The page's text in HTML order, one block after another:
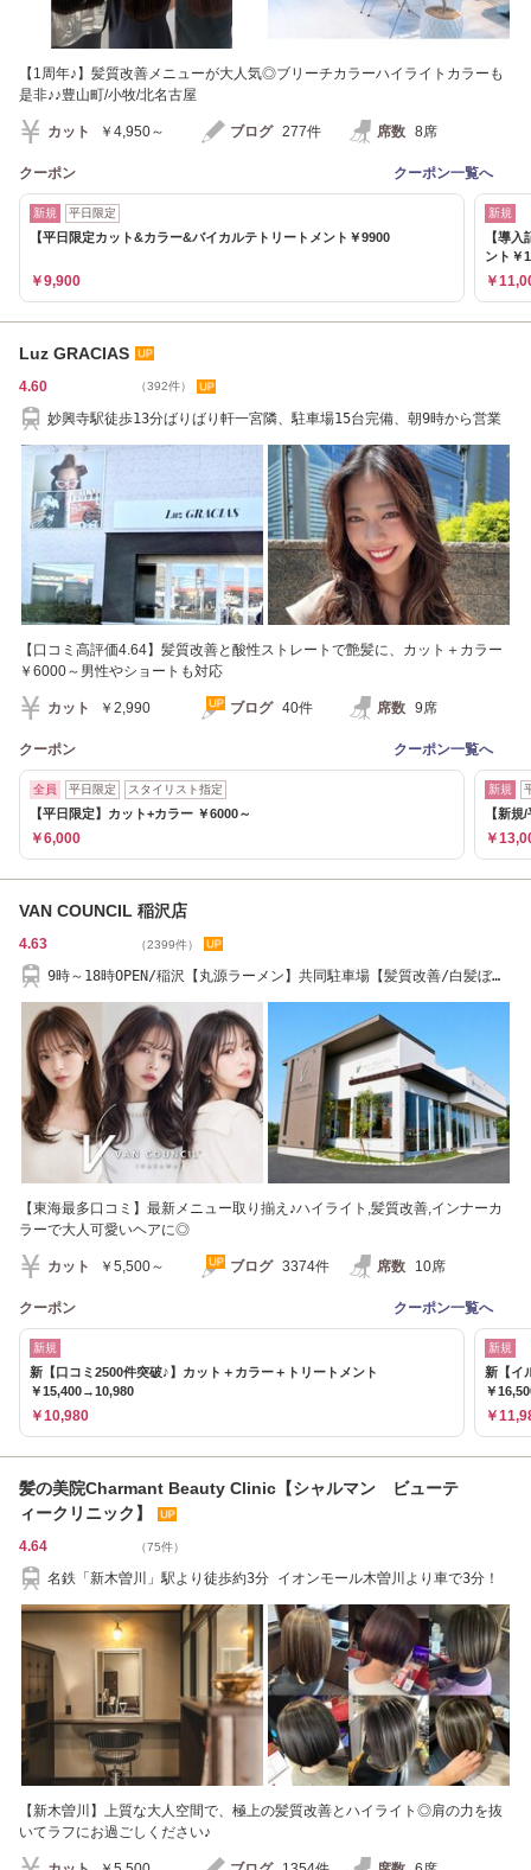
【1周年♪】髪質改善メニューが大人気◎ブリーチカラーハイライトカラーも
是非♪♪豊山町/小牧/北名古屋
カット ￥4,950～ ブログ 277件 席数 8席
クーポン クーポン一覧へ
新規 平日限定
【平日限定カット&カラー&バイカルテトリートメント￥9900
￥9,900
新規
【導
ント￥
￥
Luz GRACIAS
4.60 （392件）
妙興寺駅徒歩13分ばりばり軒一宮隣、駐車場15台完備、朝9時から営業
【口コミ高評価4.64】髪質改善と酸性ストレートで艶髪に、カット＋カラー
￥6000～男性やショートも対応
カット ￥2,990 ブログ 40件 席数 9席
クーポン クーポン一覧へ
全員 平日限定 スタイリスト指定
【平日限定】カット+カラー ￥6000～
￥6,000
新規
【新
￥
VAN COUNCIL 稲沢店
4.63 （2399件）
9時～18時OPEN/稲沢【丸源ラーメン】共同駐車場【髪質改善/白髪ぼか
【東海最多口コミ】最新メニュー取り揃え♪ハイライト,髪質改善,インナーカ
ラーで大人可愛いヘアに◎
カット ￥5,500～ ブログ 3374件 席数 10席
クーポン クーポン一覧へ
新規
新【口コミ2500件突破♪】カット＋カラー＋トリートメント
￥15,400→10,980
￥10,980
新規
新【イ
￥
￥
髪の美院Charmant Beauty Clinic【シャルマン ビューテ
ィークリニック】
4.64 （75件）
名鉄「新木曽川」駅より徒歩約3分 イオンモール木曽川より車で3分！
【新木曽川】上質な大人空間で、極上の髪質改善とハイライト◎肩の力を抜
いてラフにお過ごしください♪